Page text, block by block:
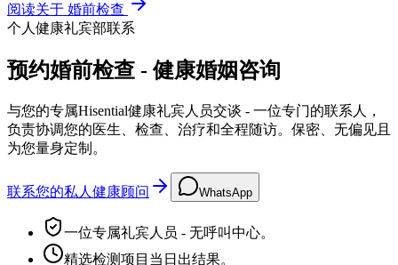
阅读关于 婚前检查
个人健康礼宾部联系
预约婚前检查 - 健康婚姻咨询
与您的专属Hisential健康礼宾人员交谈 - 一位专门的联系人，
负责协调您的医生、检查、治疗和全程随访。保密、无偏见且
为您量身定制。
联系您的私人健康顾问 WhatsApp
一位专属礼宾人员 - 无呼叫中心。
精选检测项目当日出结果。